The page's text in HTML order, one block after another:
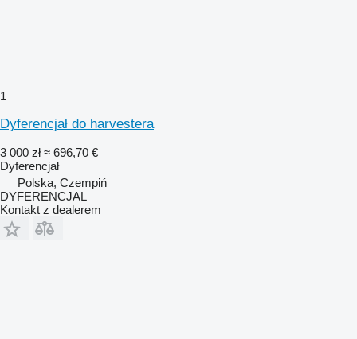
1
Dyferencjał do harvestera
3 000 zł ≈ 696,70 €
Dyferencjał
Polska, Czempiń
DYFERENCJAL
Kontakt z dealerem